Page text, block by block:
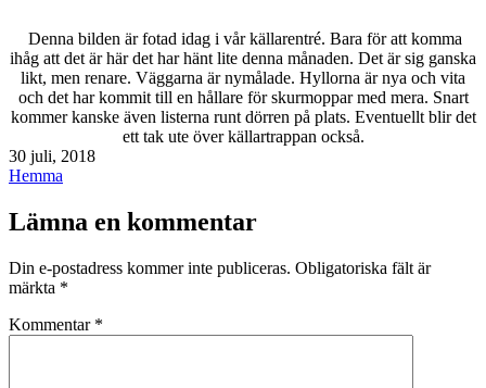
Denna bilden är fotad idag i vår källarentré. Bara för att komma
ihåg att det är här det har hänt lite denna månaden. Det är sig ganska
likt, men renare. Väggarna är nymålade. Hyllorna är nya och vita
och det har kommit till en hållare för skurmoppar med mera. Snart
kommer kanske även listerna runt dörren på plats. Eventuellt blir det
ett tak ute över källartrappan också.
Publicerat
den
30 juli, 2018
Kategoriserat
Hemma
Lämna en kommentar
Din e-postadress kommer inte publiceras. Obligatoriska fält är
märkta *
Kommentar *